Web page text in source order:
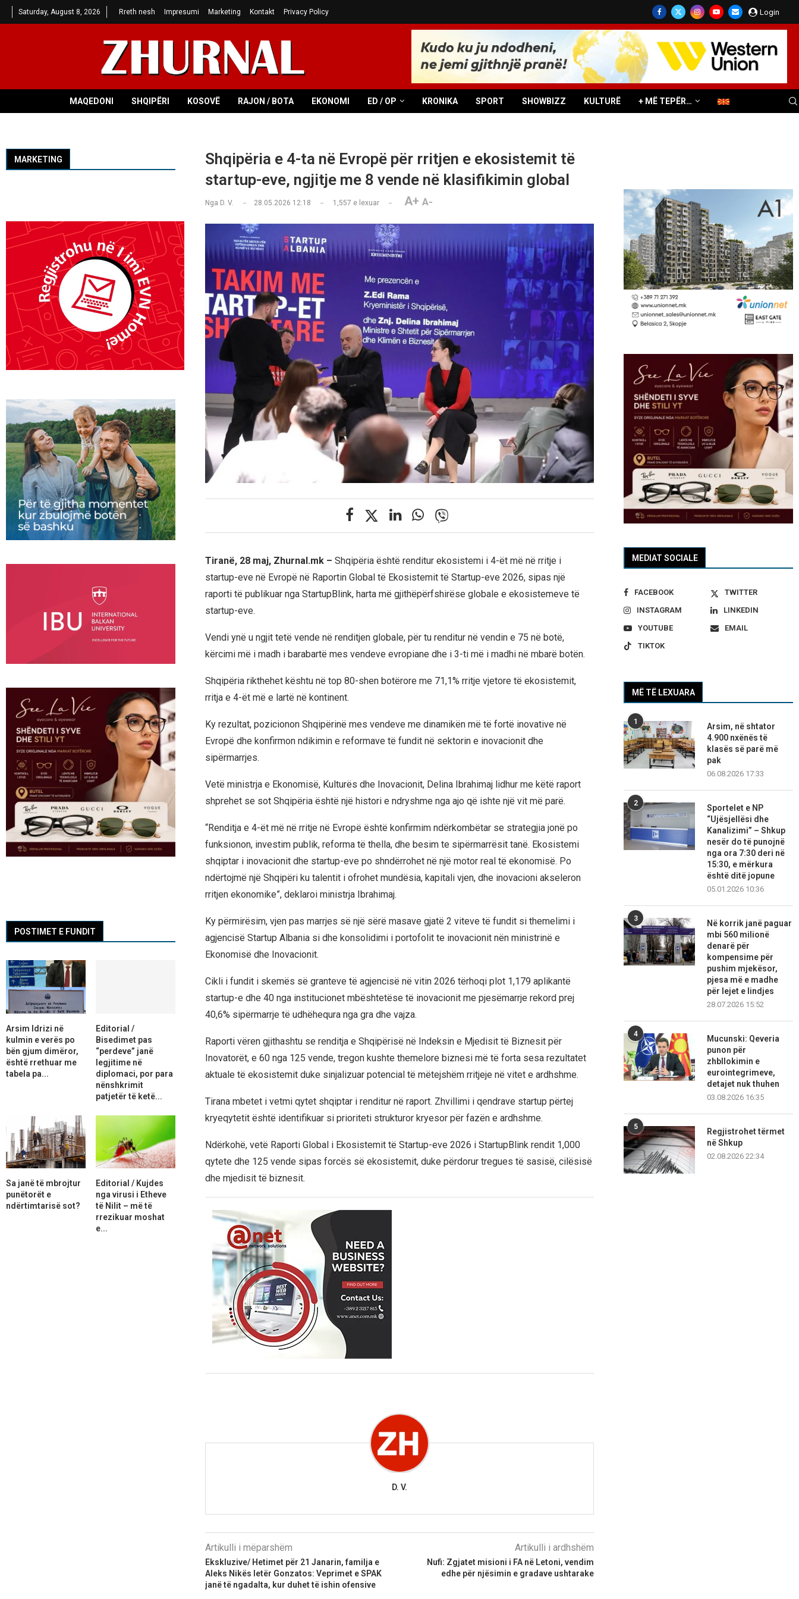
Saturday, August 8, 2026 Rreth nesh Impresumi Marketing Kontakt Privacy Policy Login
MAQEDONI SHQIPËRI KOSOVË RAJON / BOTA EKONOMI ED / OP KRONIKA SPORT SHOWBIZZ KULTURË + MË TEPËR…
Shqipëria e 4-ta në Evropë për rritjen e ekosistemit të
startup-eve, ngjitje me 8 vende në klasifikimin global
Nga D. V. 28.05.2026 12:18 1,557 e lexuar A+ A-
Tiranë, 28 maj, Zhurnal.mk – Shqipëria është renditur ekosistemi i 4-ët më në rritje i
startup-eve në Evropë në Raportin Global të Ekosistemit të Startup-eve 2026, sipas një
raporti të publikuar nga StartupBlink, harta më gjithëpërfshirëse globale e ekosistemeve të
startup-eve.
Vendi ynë u ngjit tetë vende në renditjen globale, për tu renditur në vendin e 75 në botë,
kërcimi më i madh i barabartë mes vendeve evropiane dhe i 3-ti më i madhi në mbarë botën.
Shqipëria rikthehet kështu në top 80-shen botërore me 71,1% rritje vjetore të ekosistemit,
rritja e 4-ët më e lartë në kontinent.
Ky rezultat, pozicionon Shqipërinë mes vendeve me dinamikën më të fortë inovative në
Evropë dhe konfirmon ndikimin e reformave të fundit në sektorin e inovacionit dhe
sipërmarrjes.
Vetë ministrja e Ekonomisë, Kulturës dhe Inovacionit, Delina Ibrahimaj lidhur me këtë raport
shprehet se sot Shqipëria është një histori e ndryshme nga ajo që ishte një vit më parë.
“Renditja e 4-ët më në rritje në Evropë është konfirmim ndërkombëtar se strategjia jonë po
funksionon, investim publik, reforma të thella, dhe besim te sipërmarrësit tanë. Ekosistemi
shqiptar i inovacionit dhe startup-eve po shndërrohet në një motor real të ekonomisë. Po
ndërtojmë një Shqipëri ku talentit i ofrohet mundësia, kapitali vjen, dhe inovacioni akseleron
rritjen ekonomike”, deklaroi ministrja Ibrahimaj.
Ky përmirësim, vjen pas marrjes së një sërë masave gjatë 2 viteve të fundit si themelimi i
agjencisë Startup Albania si dhe konsolidimi i portofolit te inovacionit nën ministrinë e
Ekonomisë dhe Inovacionit.
Cikli i fundit i skemës së granteve të agjencisë në vitin 2026 tërhoqi plot 1,179 aplikantë
startup-e dhe 40 nga institucionet mbështetëse të inovacionit me pjesëmarrje rekord prej
40,6% sipërmarrje të udhëhequra nga gra dhe vajza.
Raporti vëren gjithashtu se renditja e Shqipërisë në Indeksin e Mjedisit të Biznesit për
Inovatorët, e 60 nga 125 vende, tregon kushte themelore biznesi më të forta sesa rezultatet
aktuale të ekosistemit duke sinjalizuar potencial të mëtejshëm rritjeje në vitet e ardhshme.
Tirana mbetet i vetmi qytet shqiptar i renditur në raport. Zhvillimi i qendrave startup përtej
kryeqytetit është identifikuar si prioriteti strukturor kryesor për fazën e ardhshme.
Ndërkohë, vetë Raporti Global i Ekosistemit të Startup-eve 2026 i StartupBlink rendit 1,000
qytete dhe 125 vende sipas forcës së ekosistemit, duke përdorur tregues të sasisë, cilësisë
dhe mjedisit të biznesit.
D. V.
Artikulli i mëparshëm
Ekskluzive/ Hetimet për 21 Janarin, familja e
Aleks Nikës letër Gonzatos: Veprimet e SPAK
janë të ngadalta, kur duhet të ishin ofensive
Artikulli i ardhshëm
Nufi: Zgjatet misioni i FA në Letoni, vendim
edhe për njësimin e gradave ushtarake
MEDIAT SOCIALE
FACEBOOK
TWITTER
INSTAGRAM
LINKEDIN
YOUTUBE
EMAIL
TIKTOK
MË TË LEXUARA
1
Arsim, në shtator
4.900 nxënës të
klasës së parë më
pak
06.08.2026 17:33
2
Sportelet e NP
“Ujësjellësi dhe
Kanalizimi” – Shkup
nesër do të punojnë
nga ora 7:30 deri në
15:30, e mërkura
është ditë jopune
05.01.2026 10:36
3
Në korrik janë paguar
mbi 560 milionë
denarë për
kompensime për
pushim mjekësor,
pjesa më e madhe
për lejet e lindjes
28.07.2026 15:52
4
Mucunski: Qeveria
punon për
zhbllokimin e
eurointegrimeve,
detajet nuk thuhen
03.08.2026 16:35
5
Regjistrohet tërmet
në Shkup
02.08.2026 22:34
MARKETING
POSTIMET E FUNDIT
Arsim Idrizi në
kulmin e verës po
bën gjum dimëror,
është rrethuar me
tabela pa...
Editorial /
Bisedimet pas
“perdeve” janë
legjitime në
diplomaci, por para
nënshkrimit
patjetër të ketë...
Sa janë të mbrojtur
punëtorët e
ndërtimtarisë sot?
Editorial / Kujdes
nga virusi i Etheve
të Nilit – më të
rrezikuar moshat
e...